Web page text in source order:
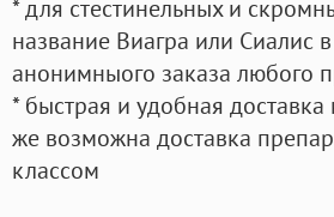
* для стестинельных и
название Виагра или Сиалис
анонимныого заказа любого
* быстрая и удобная
же возможна доставка
классом